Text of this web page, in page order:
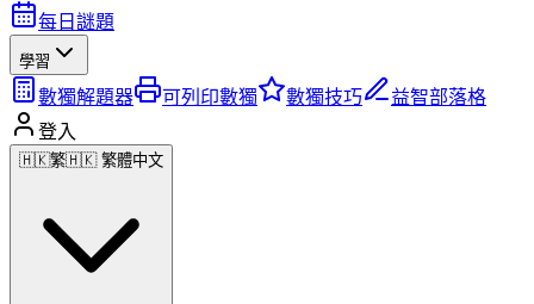
每日謎題
學習
數獨解題器 可列印數獨 數獨技巧
益智部落格
登入
🇭🇰繁🇭🇰 繁體中文